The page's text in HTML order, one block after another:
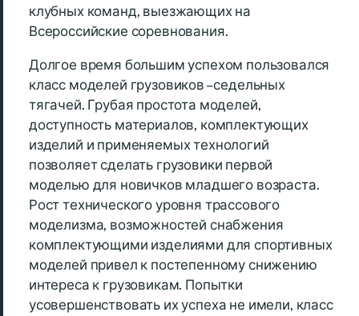
клубных команд, выезжающих на
Всероссийские соревнования.
Долгое время большим успехом пользовался
класс моделей грузовиков – седельных
тягачей. Грубая простота моделей,
доступность материалов, комплектующих
изделий и применяемых технологий
позволяет сделать грузовики первой
моделью для новичков младшего возраста.
Рост технического уровня трассового
моделизма, возможностей снабжения
комплектующими изделиями для спортивных
моделей привел к постепенному снижению
интереса к грузовикам. Попытки
усовершенствовать их успеха не имели, класс